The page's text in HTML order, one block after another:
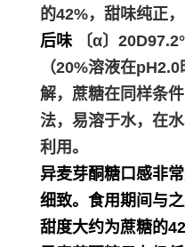
的42%，甜味纯正
后味
〔α〕
（20%溶液在
解，蔗糖在同样条件
法，易溶于水，在
利用。
异麦芽酮糖口感非
细致。食用期间与
甜度大约为蔗糖的